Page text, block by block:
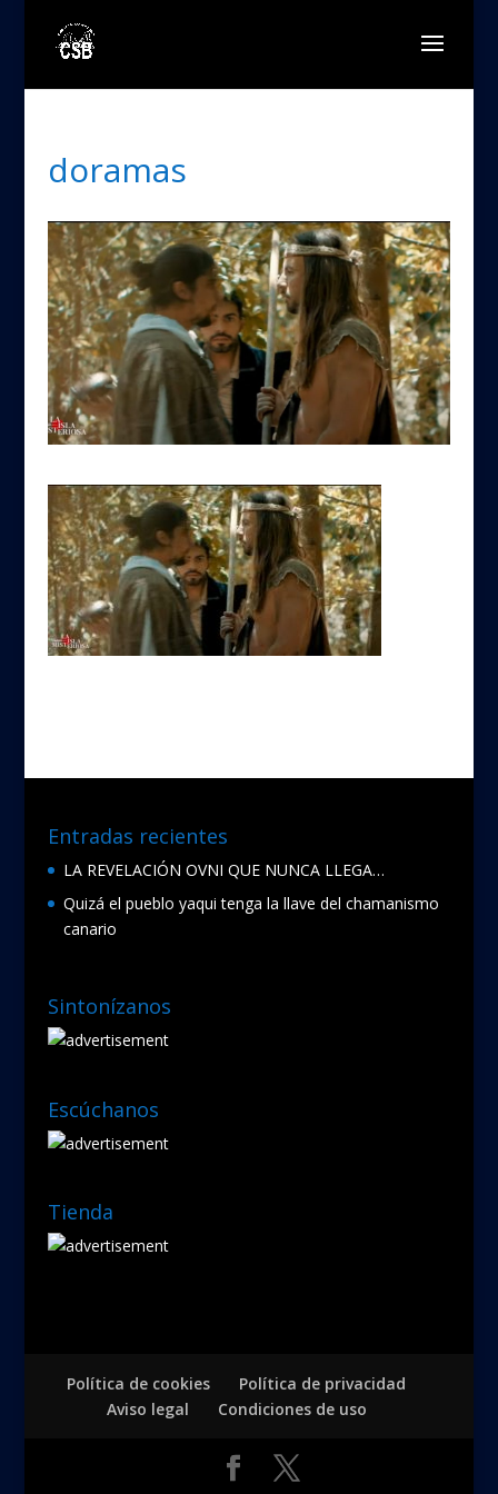
doramas
Entradas recientes
LA REVELACIÓN OVNI QUE NUNCA LLEGA…
Quizá el pueblo yaqui tenga la llave del chamanismo
canario
Sintonízanos
Escúchanos
Tienda
Política de cookies
Política de privacidad
Aviso legal
Condiciones de uso